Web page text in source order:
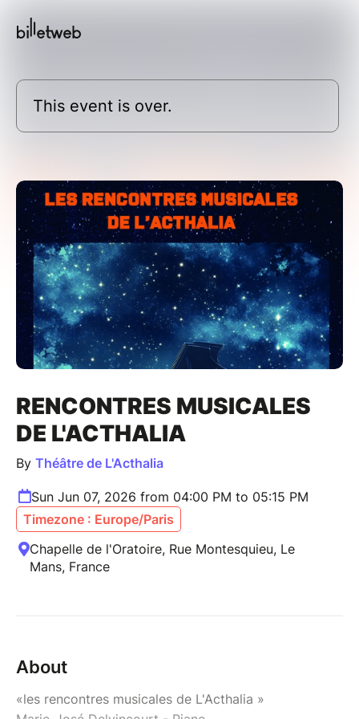
This event is over.
RENCONTRES MUSICALES
DE L'ACTHALIA
By Théâtre de L'Acthalia
Sun Jun 07, 2026 from 04:00 PM to 05:15 PM
Timezone : Europe/Paris
Chapelle de l'Oratoire, Rue Montesquieu, Le
Mans, France
About
«les rencontres musicales de L'Acthalia »